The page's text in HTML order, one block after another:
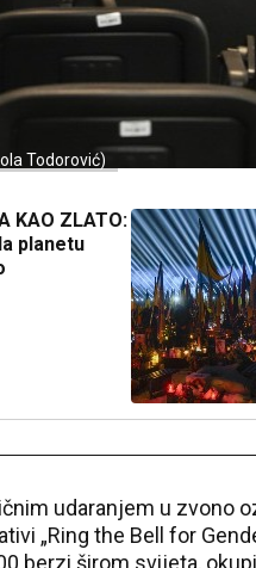
Todorović)
KAO ZLATO:
planetu
udaranjem u zvono
„Ring the Bell for
berzi širom svijeta,